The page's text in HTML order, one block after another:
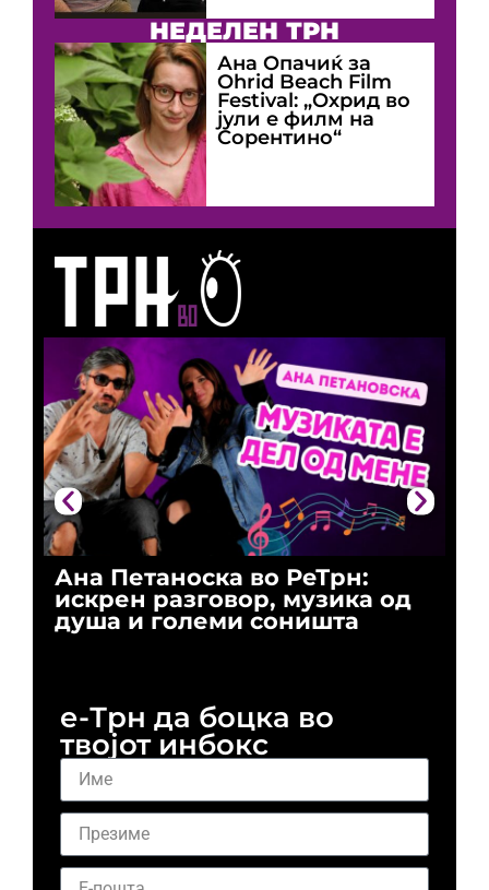
Ана Петаноска во РеТрн:
искрен разговор, музика од
душа и големи соништа
НЕДЕЛЕН ТРН
Ана Опачиќ за
Оhrid Beach Film
Festival: „Охрид во
јули е филм на
Сорентино“
е-Трн да боцка во
твојот инбокс